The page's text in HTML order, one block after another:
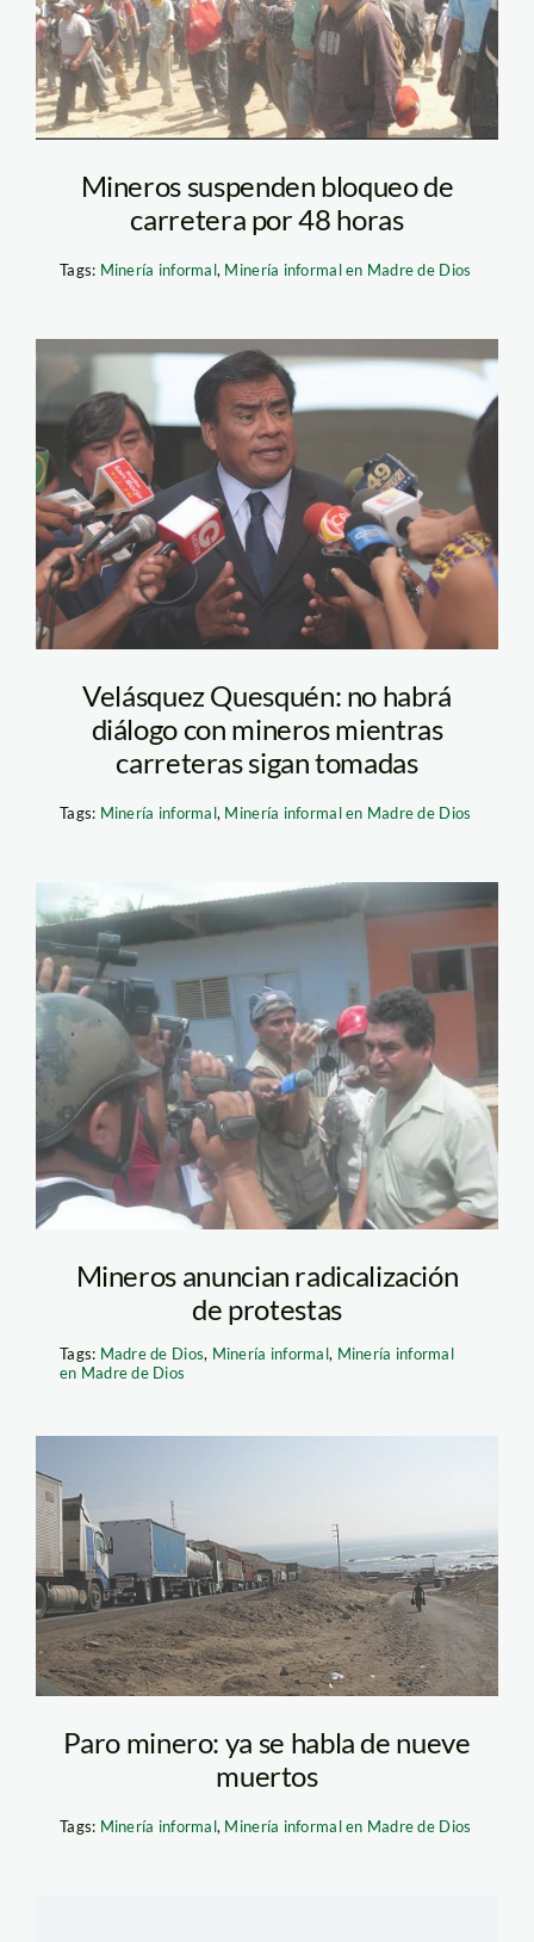
Mineros suspenden bloqueo de
carretera por 48 horas
Tags: Minería informal, Minería informal en Madre de Dios
Velásquez Quesquén: no habrá
diálogo con mineros mientras
carreteras sigan tomadas
Tags: Minería informal, Minería informal en Madre de Dios
amad_romero_FEDEMIN
Mineros anuncian radicalización
de protestas
Tags: Madre de Dios, Minería informal, Minería informal
en Madre de Dios
Paro minero: ya se habla de nueve
muertos
Tags: Minería informal, Minería informal en Madre de Dios